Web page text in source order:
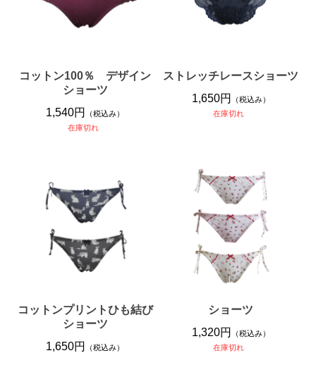
コットン100％ デザイン
ショーツ
1,540円
（税込み）
在庫切れ
ストレッチレースショーツ
1,650円
（税込み）
在庫切れ
コットンプリントひも結び
ショーツ
1,650円
（税込み）
ショーツ
1,320円
（税込み）
在庫切れ